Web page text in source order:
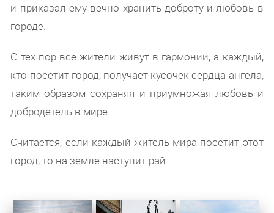
и приказал ему вечно хранить доброту и любовь в
городе.
С тех пор все жители живут в гармонии, а каждый,
кто посетит город, получает кусочек сердца ангела,
таким образом сохраняя и приумножая любовь и
добродетель в мире.
Считается, если каждый житель мира посетит этот
город, то на земле наступит рай.